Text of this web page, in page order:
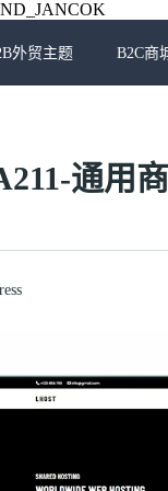
外贸主题 B2C商
通用